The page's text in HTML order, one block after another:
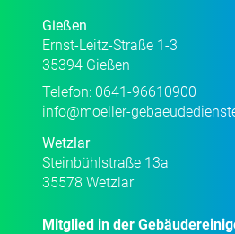
Gießen
Ernst-Leitz-Straße 1-3
35394 Gießen
Telefon: 0641-96610900
info@moeller-
Wetzlar
Steinbühlstraße 13a
35578 Wetzlar
Mitglied in der